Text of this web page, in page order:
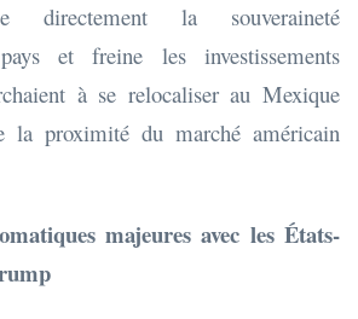
directement la souveraineté
et freine les investissements
à se relocaliser au Mexique
la proximité du marché américain
majeures avec les États-